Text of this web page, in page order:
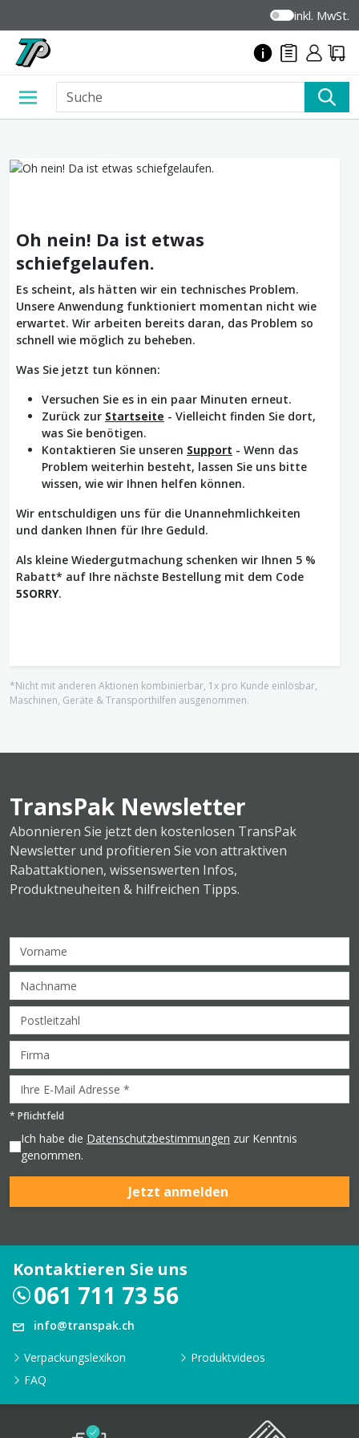
inkl. MwSt.
Oh nein! Da ist etwas
schiefgelaufen.
Es scheint, als hätten wir ein technisches Problem.
Unsere Anwendung funktioniert momentan nicht wie
erwartet. Wir arbeiten bereits daran, das Problem so
schnell wie möglich zu beheben.
Was Sie jetzt tun können:
Versuchen Sie es in ein paar Minuten erneut.
Zurück zur Startseite - Vielleicht finden Sie dort,
was Sie benötigen.
Kontaktieren Sie unseren Support - Wenn das
Problem weiterhin besteht, lassen Sie uns bitte
wissen, wie wir Ihnen helfen können.
Wir entschuldigen uns für die Unannehmlichkeiten
und danken Ihnen für Ihre Geduld.
Als kleine Wiedergutmachung schenken wir Ihnen 5 %
Rabatt* auf Ihre nächste Bestellung mit dem Code
5SORRY.
*Nicht mit anderen Aktionen kombinierbar, 1x pro Kunde einlösbar,
Maschinen, Geräte & Transporthilfen ausgenommen.
TransPak Newsletter
Abonnieren Sie jetzt den kostenlosen TransPak
Newsletter und profitieren Sie von attraktiven
Rabattaktionen, wissenswerten Infos,
Produktneuheiten & hilfreichen Tipps.
* Pflichtfeld
Ich habe die Datenschutzbestimmungen zur Kenntnis
genommen.
Jetzt anmelden
Kontaktieren Sie uns
061 711 73 56
info@transpak.ch
Verpackungslexikon
Produktvideos
FAQ